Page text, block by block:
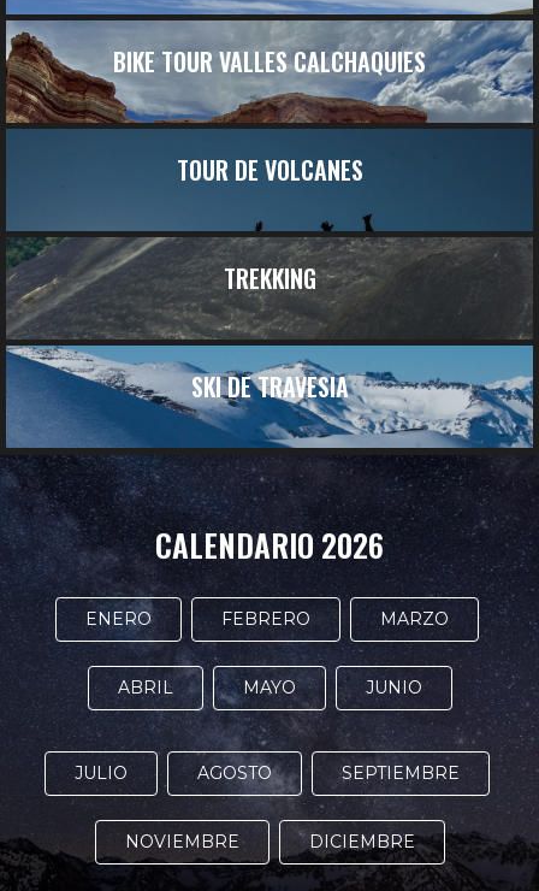
BIKE TOUR VALLES CALCHAQUIES
TOUR DE VOLCANES
TREKKING
SKI DE TRAVESIA
CALENDARIO 2026
ENERO FEBRERO MARZO
ABRIL MAYO JUNIO
JULIO AGOSTO SEPTIEMBRE
NOVIEMBRE DICIEMBRE